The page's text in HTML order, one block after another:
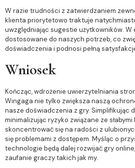
W razie trudności z zatwierdzaniem
klienta priorytetowo traktuje
uwzględniając sugestie użytkowników. W
dostosowane do naszych potrzeb, co
doświadczenia i podnosi pełną
Wniosek
Kończąc, wdrożenie uwierzytelniania
Wingaga nie tylko zwiększa naszą
nasze doświadczenia z gry. Simplifikując
minimalizując ryzyko związane ze słabymi
skoncentrować się na radości z
się problemami z dostępem. Myśląc o
technologie będą dalej rozwijać gry
zaufanie graczy takich jak my.